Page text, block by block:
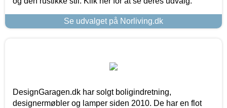
Se udvalget på Norliving.dk
DesignGaragen.dk har solgt boligindretning,
designermøbler og lamper siden 2010. De har en flot